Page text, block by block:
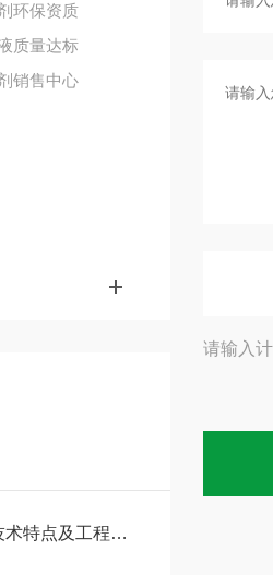
环保资质
质量达标
销售中心
及工程应用优势
请输入